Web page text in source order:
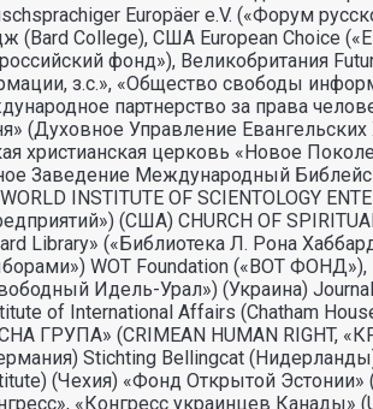
Europäer e.V. («Форум
College), США European Choice
фонд»), Великобритания
з.с.», «Общество свободы
партнерство за права
(Духовное Управление
христианская церковь «Новое
Заведение Международный
INSTITUTE OF SCIENTOLOGY
(США) CHURCH OF
Library» («Библиотека Л. Рона
WOT Foundation («ВОТ
Идель-Урал») (Украина)
of International Affairs (Chatham
ГРУПА» (CRIMEAN HUMAN
Stichting Bellingcat
(Чехия) «Фонд Открытой Эстонии»
«Конгресс украинцев Канады»